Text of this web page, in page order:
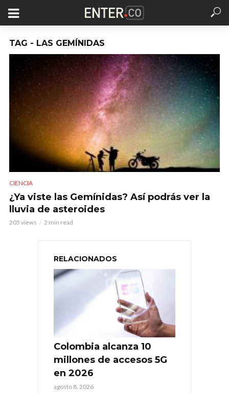
TAG - LAS GEMÍNIDAS
CIENCIA
¿Ya viste las Gemínidas? Así podrás ver la
lluvia de asteroides
205 views 2 min read
RELACIONADOS
Colombia alcanza 10
millones de accesos 5G
en 2026
agosto 8, 2026